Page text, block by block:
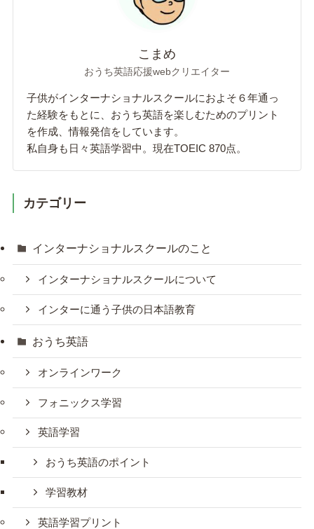
こまめ
おうち英語応援webクリエイター
子供がインターナショナルスクールにおよそ６年通っ
た経験をもとに、おうち英語を楽しむためのプリント
を作成、情報発信をしています。
私自身も日々英語学習中。現在TOEIC 870点。
カテゴリー
インターナショナルスクールのこと
インターナショナルスクールについて
インターに通う子供の日本語教育
おうち英語
オンラインワーク
フォニックス学習
英語学習
おうち英語のポイント
学習教材
英語学習プリント